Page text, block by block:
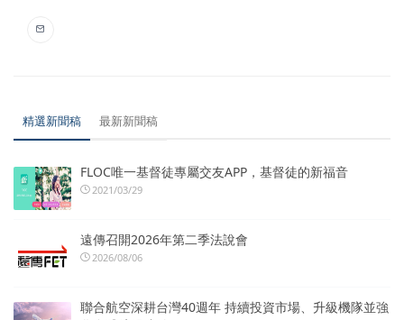
精選新聞稿 最新新聞稿
FLOC唯一基督徒專屬交友APP，基督徒的新福音
2021/03/29
遠傳召開2026年第二季法說會
2026/08/06
聯合航空深耕台灣40週年 持續投資市場、升級機隊並強